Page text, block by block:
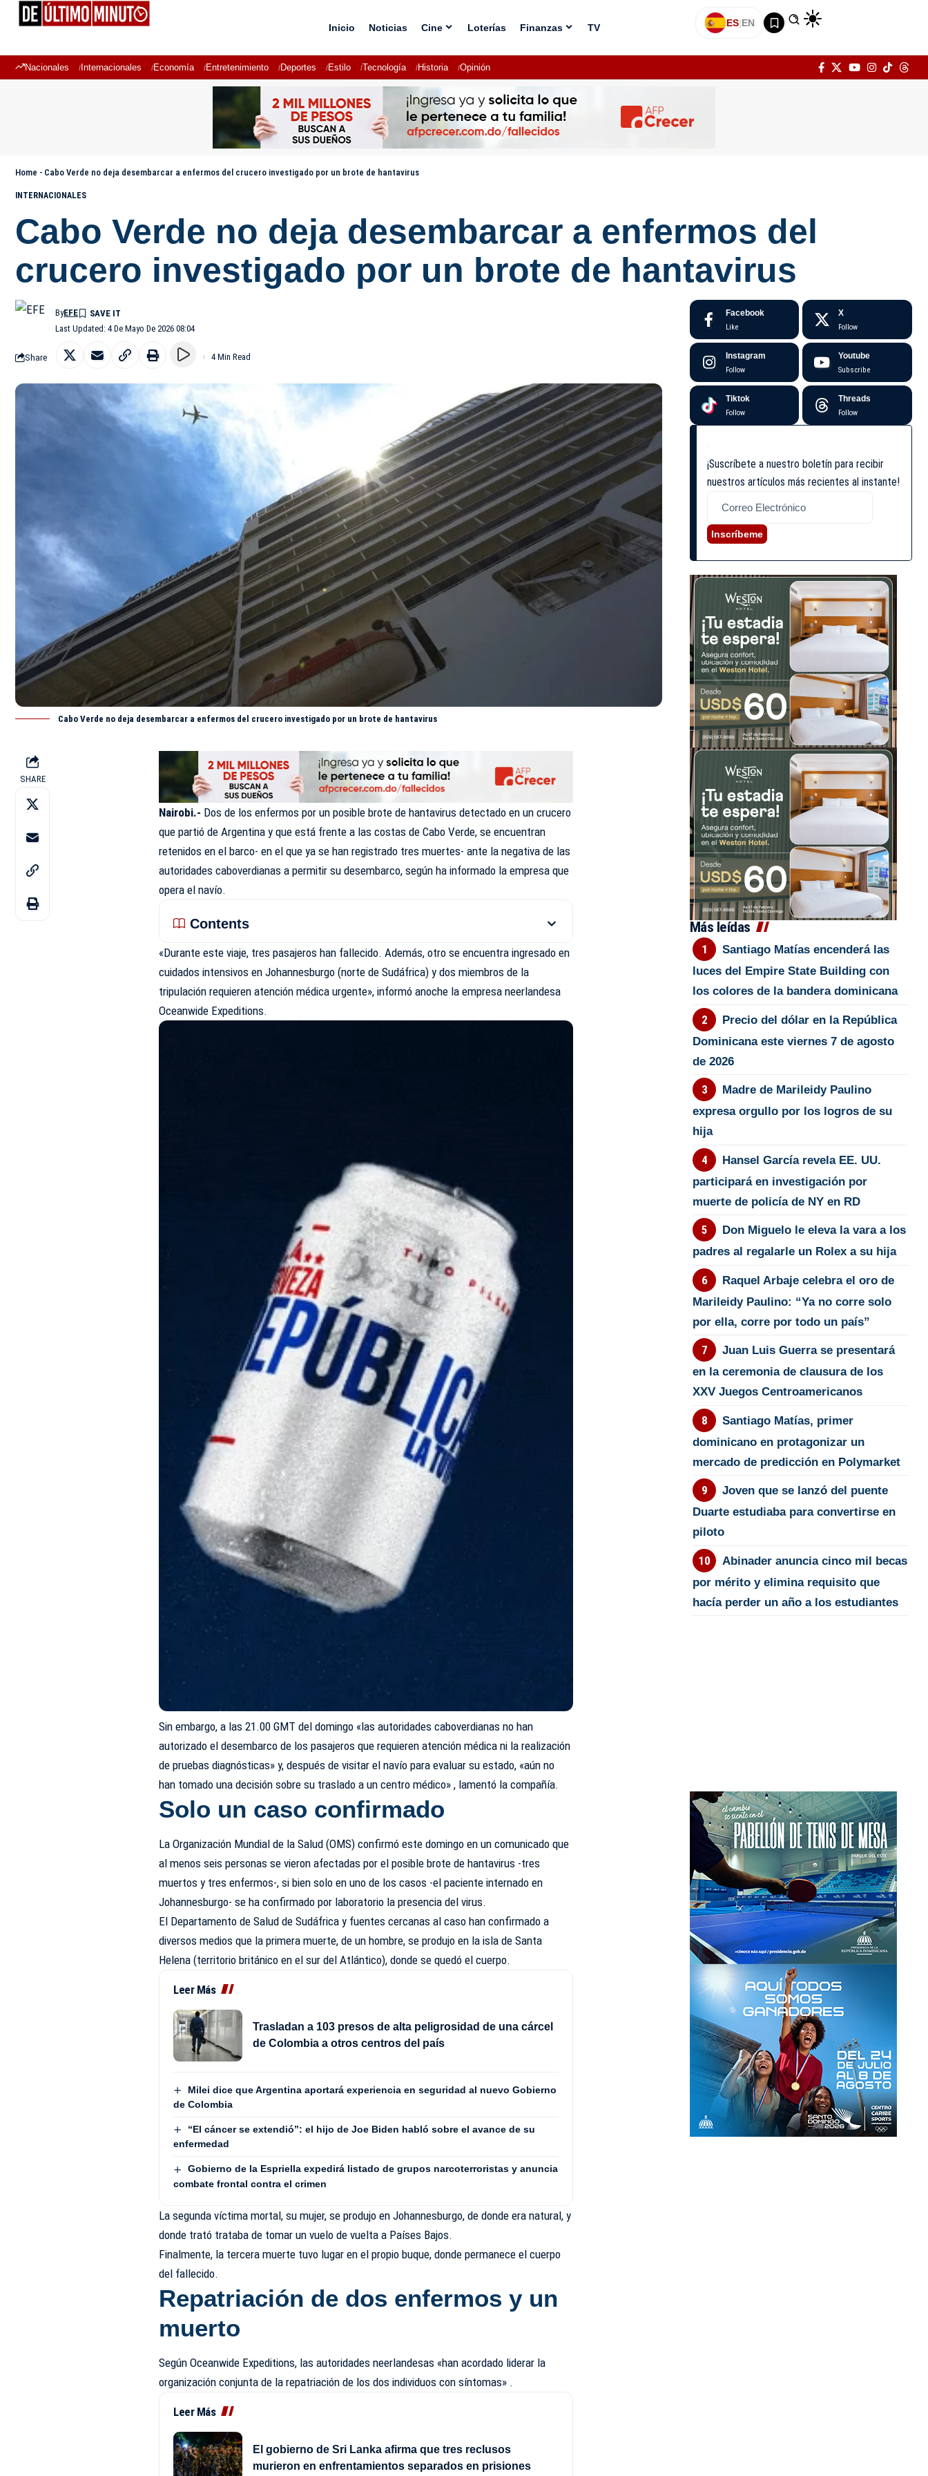
Inicio Noticias Cine Loterías Finanzas TV ES|EN
Nacionales Internacionales Economía Entretenimiento Deportes Estilo Tecnología Historia Opinión
Home - Cabo Verde no deja desembarcar a enfermos del crucero investigado por un brote de hantavirus
INTERNACIONALES
Cabo Verde no deja desembarcar a enfermos del
crucero investigado por un brote de hantavirus
Last Updated: 4 De Mayo De 2026 08:04
ByEFE
Share 4 Min Read
Cabo Verde no deja desembarcar a enfermos del crucero investigado por un brote de hantavirus
SHARE
Nairobi.- Dos de los enfermos por un posible brote de hantavirus detectado en un crucero
que partió de Argentina y que está frente a las costas de Cabo Verde, se encuentran
retenidos en el barco- en el que ya se han registrado tres muertes- ante la negativa de las
autoridades caboverdianas a permitir su desembarco, según ha informado la empresa que
opera el navío.
Contents
«Durante este viaje, tres pasajeros han fallecido. Además, otro se encuentra ingresado en
cuidados intensivos en Johannesburgo (norte de Sudáfrica) y dos miembros de la
tripulación requieren atención médica urgente», informó anoche la empresa neerlandesa
Oceanwide Expeditions.
Sin embargo, a las 21.00 GMT del domingo «las autoridades caboverdianas no han
autorizado el desembarco de los pasajeros que requieren atención médica ni la realización
de pruebas diagnósticas» y, después de visitar el navío para evaluar su estado, «aún no
han tomado una decisión sobre su traslado a un centro médico» , lamentó la compañía.
Solo un caso confirmado
LaOrganización Mundial de la Salud (OMS) confirmó este domingo en un comunicado que
al menos seis personas se vieron afectadas por el posible brote de hantavirus -tres
muertos y tres enfermos-, si bien solo en uno de los casos -el paciente internado en
Johannesburgo- se ha confirmado por laboratorio la presencia del virus.
El Departamento de Salud de Sudáfrica y fuentes cercanas al caso han confirmado a
diversos medios que la primera muerte, de un hombre, se produjo en la isla de Santa
Helena (territorio británico en el sur del Atlántico), donde se quedó el cuerpo.
Leer Más
Trasladan a 103 presos de alta peligrosidad de una cárcel
de Colombia a otros centros del país
Milei dice que Argentina aportará experiencia en seguridad al nuevo Gobierno
de Colombia
“El cáncer se extendió”: el hijo de Joe Biden habló sobre el avance de su
enfermedad
Gobierno de la Espriella expedirá listado de grupos narcoterroristas y anuncia
combate frontal contra el crimen
La segunda víctima mortal, su mujer, se produjo en Johannesburgo, de donde era natural, y
donde trató trataba de tomar un vuelo de vuelta a Países Bajos.
Finalmente, la tercera muerte tuvo lugar en el propio buque, donde permanece el cuerpo
del fallecido.
Repatriación de dos enfermos y un
muerto
Según Oceanwide Expeditions, las autoridades neerlandesas «han acordado liderar la
organización conjunta de la repatriación de los dos individuos con síntomas» .
Leer Más
El gobierno de Sri Lanka afirma que tres reclusos
murieron en enfrentamientos separados en prisiones
Facebook
Like
X
Follow
Instagram
Follow
Youtube
Subscribe
Tiktok
Follow
Threads
Follow
¡Suscríbete a nuestro boletín para recibir
nuestros artículos más recientes al instante!
Inscríbeme
Más leídas
Santiago Matías encenderá las
luces del Empire State Building con
los colores de la bandera dominicana
Precio del dólar en la República
Dominicana este viernes 7 de agosto
de 2026
Madre de Marileidy Paulino
expresa orgullo por los logros de su
hija
Hansel García revela EE. UU.
participará en investigación por
muerte de policía de NY en RD
Don Miguelo le eleva la vara a los
padres al regalarle un Rolex a su hija
Raquel Arbaje celebra el oro de
Marileidy Paulino: “Ya no corre solo
por ella, corre por todo un país”
Juan Luis Guerra se presentará
en la ceremonia de clausura de los
XXV Juegos Centroamericanos
Santiago Matías, primer
dominicano en protagonizar un
mercado de predicción en Polymarket
Joven que se lanzó del puente
Duarte estudiaba para convertirse en
piloto
Abinader anuncia cinco mil becas
por mérito y elimina requisito que
hacía perder un año a los estudiantes